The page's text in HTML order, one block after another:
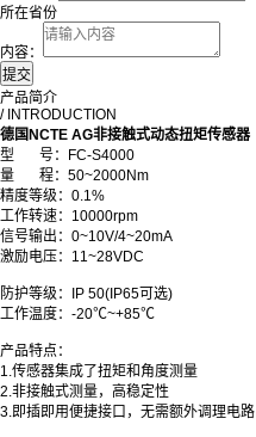
所在省份
内容：
产品简介
/ INTRODUCTION
德国NCTE AG非接触式动态扭矩传感器
型 号：FC-S4000
量 程：50~2000Nm
精度等级：0.1%
工作转速：10000rpm
信号输出：0~10V/4~20mA
激励电压：11~28VDC
防护等级：IP 50(IP65可选)
工作温度：-20℃~+85℃
产品特点：
1.传感器集成了扭矩和角度测量
2.非接触式测量，高稳定性
3.即插即用便捷接口，无需额外调理电路